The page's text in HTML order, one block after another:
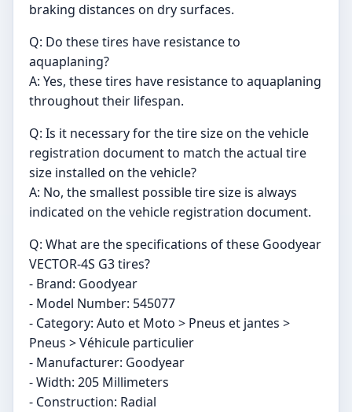
braking distances on dry surfaces.
Q: Do these tires have resistance to
aquaplaning?
A: Yes, these tires have resistance to aquaplaning
throughout their lifespan.
Q: Is it necessary for the tire size on the vehicle
registration document to match the actual tire
size installed on the vehicle?
A: No, the smallest possible tire size is always
indicated on the vehicle registration document.
Q: What are the specifications of these Goodyear
VECTOR-4S G3 tires?
- Brand: Goodyear
- Model Number: 545077
- Category: Auto et Moto > Pneus et jantes >
Pneus > Véhicule particulier
- Manufacturer: Goodyear
- Width: 205 Millimeters
- Construction: Radial